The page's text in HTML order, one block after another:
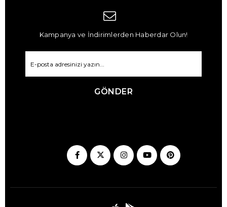
Kampanya ve İndirimlerden Haberdar Olun!
GÖNDER